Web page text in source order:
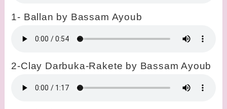
1- Ballan by Bassam Ayoub
2-Clay Darbuka-Rakete by Bassam Ayoub